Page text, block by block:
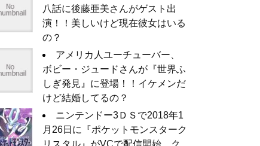
八話に後藤亜美さんがゲスト出
演！！美しいけど現在彼女はいる
の？
アメリカ人ユーチューバー、
ボビー・ジュードさんが『世界ふ
しぎ発見』に登場！！イケメンだ
けど結婚してるの？
ニンテンドー3ＤＳで2018年1
月26日に『ポケットモンスターク
リスタル』がVCで配信開始。ク